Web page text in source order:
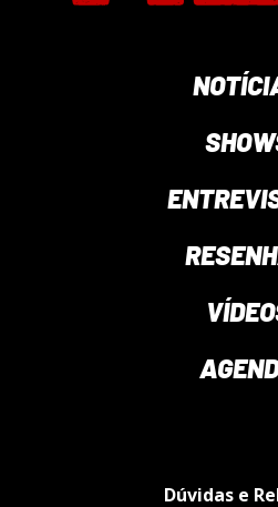
Dúvidas e